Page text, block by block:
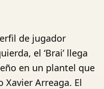
de jugador
el ‘Brai’ llega
en un plantel que
Arreaga. El